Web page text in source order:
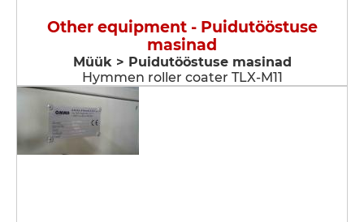
Other equipment - Puidutööstuse
masinad
Müük > Puidutööstuse masinad
Hymmen roller coater TLX-M11